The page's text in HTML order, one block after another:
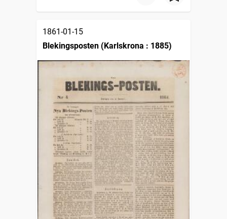
1861-01-15
Blekingsposten (Karlskrona : 1885)